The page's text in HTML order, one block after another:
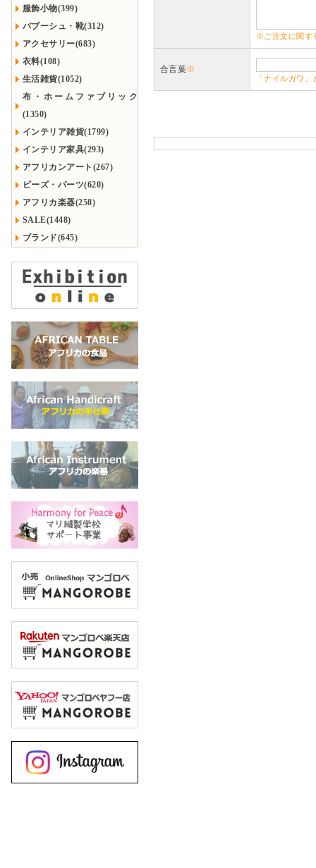
服飾小物(399)
バブーシュ・靴(312)
アクセサリー(683)
衣料(108)
生活雑貨(1052)
布・ホームファブリック
(1350)
インテリア雑貨(1799)
インテリア家具(293)
アフリカンアート(267)
ビーズ・パーツ(620)
アフリカ楽器(258)
SALE(1448)
ブランド(645)
※ご注文に関す
合言葉※
「ナイルガワ